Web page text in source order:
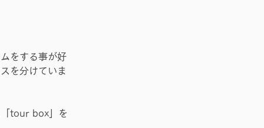
をする事が好
を分けていま
「tour box」を